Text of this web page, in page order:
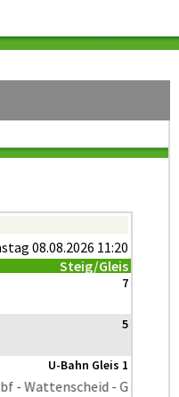
08.08.2026 11:20
Steig/Gleis
7
5
U-Bahn Gleis 1
- Wattenscheid - GE-